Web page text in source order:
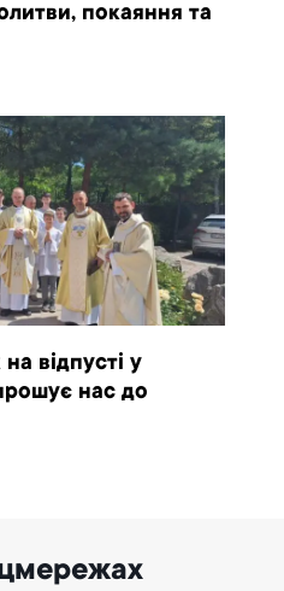
покаяння та
відпусті у
нас до